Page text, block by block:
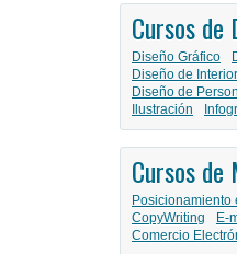
Cursos de
Diseño Gráfico
Diseño de
Diseño de
Ilustración
Cursos
Posicionamiento
CopyWriting
E-
Comercio